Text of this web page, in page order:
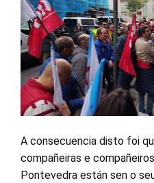
A consecuencia disto foi
compañeiras e
Pontevedra están sen o